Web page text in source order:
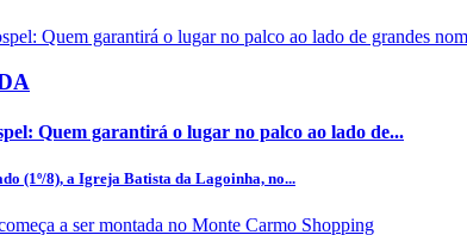
Quem garantirá o lugar no palco ao lado de...
(1º/8), a Igreja Batista da Lagoinha, no...